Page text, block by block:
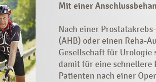
Mit einer
Nach einer
(AHB) oder einen Reha-
Gesellschaft für
damit für eine schnellere
Patienten nach einer